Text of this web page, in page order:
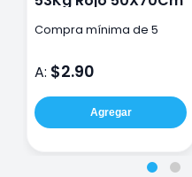
Compra mínima de 5
A: $2.90
Agregar